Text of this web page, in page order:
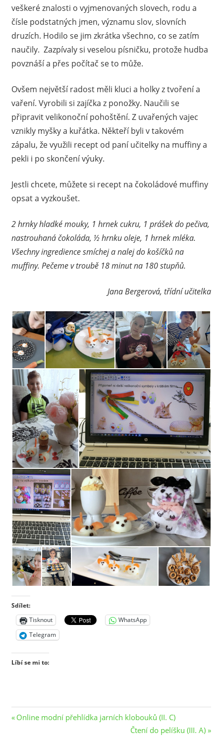
veškeré znalosti o vyjmenovaných slovech, rodu a
čísle podstatných jmen, významu slov, slovních
druzích. Hodilo se jim zkrátka všechno, co se zatím
naučily. Zazpívaly si veselou písničku, protože hudba
povznáší a přes počítač se to může.
Ovšem největší radost měli kluci a holky z tvoření a
vaření. Vyrobili si zajíčka z ponožky. Naučili se
připravit velikonoční pohoštění. Z uvařených vajec
vznikly myšky a kuřátka. Někteří byli v takovém
zápalu, že využili recept od paní učitelky na muffiny a
pekli i po skončení výuky.
Jestli chcete, můžete si recept na čokoládové muffiny
opsat a vyzkoušet.
2 hrnky hladké mouky, 1 hrnek cukru, 1 prášek do pečiva,
nastrouhaná čokoláda, ½ hrnku oleje, 1 hrnek mléka.
Všechny ingredience smíchej a nalej do košíčků na
muffiny. Pečeme v troubě 18 minut na 180 stupňů.
Jana Bergerová, třídní učitelka
Sdílet:
Tisknout
WhatsApp
Telegram
Líbí se mi to:
Navigace
Previous
Online modní přehlídka jarních klobouků (II. C)
Next
Čtení do pelíšku (III. A)